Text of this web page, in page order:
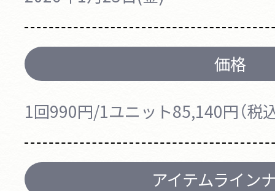
価格
1回990円/1ユニット85,140円（税
アイテムライン